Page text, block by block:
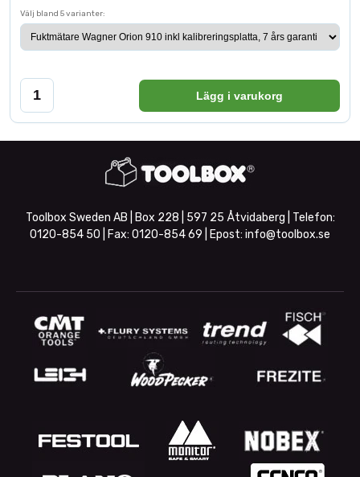
Välj bland 5 varianter:
Lägg i varukorg
Toolbox Sweden AB | Box 228 | 597 25 Åtvidaberg | Telefon:
0120-854 50 | Fax: 0120-854 69 | Epost: info@toolbox.se